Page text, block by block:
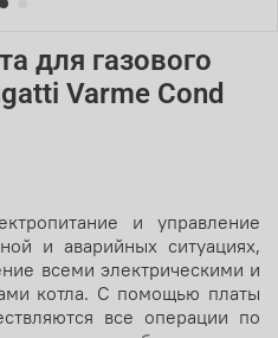
для газового
Varme Cond
и управление
и аварийных ситуациях,
всеми электрическими и
котла. С помощью платы
все операции по